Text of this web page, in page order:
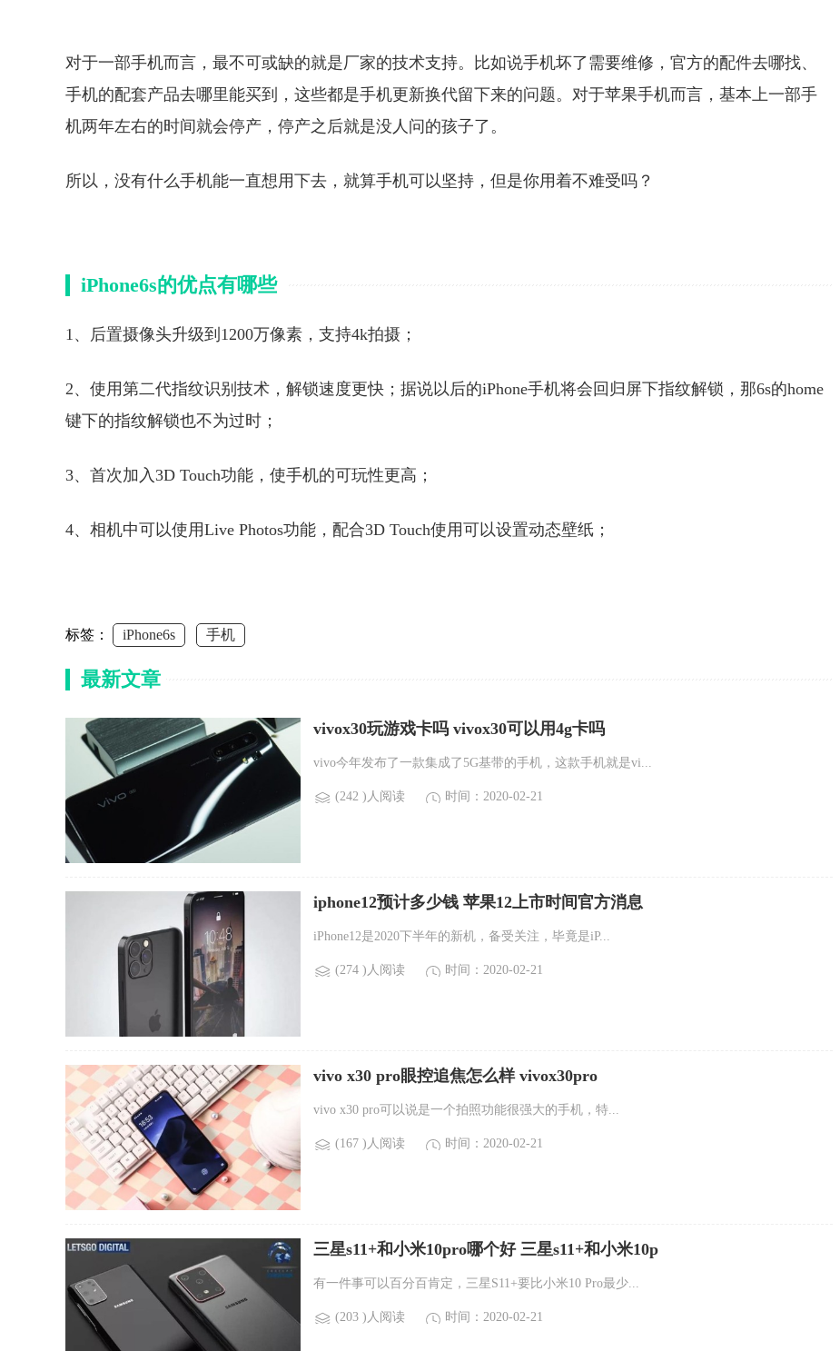
对于一部手机而言，最不可或缺的就是厂家的技术支持。比如说手机坏了需要维修，官方的配件去哪找、
手机的配套产品去哪里能买到，这些都是手机更新换代留下来的问题。对于苹果手机而言，基本上一部手
机两年左右的时间就会停产，停产之后就是没人问的孩子了。
所以，没有什么手机能一直想用下去，就算手机可以坚持，但是你用着不难受吗？
iPhone6s的优点有哪些
1、后置摄像头升级到1200万像素，支持4k拍摄；
2、使用第二代指纹识别技术，解锁速度更快；据说以后的iPhone手机将会回归屏下指纹解锁，那6s的home
键下的指纹解锁也不为过时；
3、首次加入3D Touch功能，使手机的可玩性更高；
4、相机中可以使用Live Photos功能，配合3D Touch使用可以设置动态壁纸；
标签： iPhone6s 手机
最新文章
vivox30玩游戏卡吗 vivox30可以用4g卡吗
vivo今年发布了一款集成了5G基带的手机，这款手机就是vi...
(242 )人阅读 时间：2020-02-21
iphone12预计多少钱 苹果12上市时间官方消息
iPhone12是2020下半年的新机，备受关注，毕竟是iP...
(274 )人阅读 时间：2020-02-21
vivo x30 pro眼控追焦怎么样 vivox30pro
vivo x30 pro可以说是一个拍照功能很强大的手机，特...
(167 )人阅读 时间：2020-02-21
三星s11+和小米10pro哪个好 三星s11+和小米10p
有一件事可以百分百肯定，三星S11+要比小米10 Pro最少...
(203 )人阅读 时间：2020-02-21